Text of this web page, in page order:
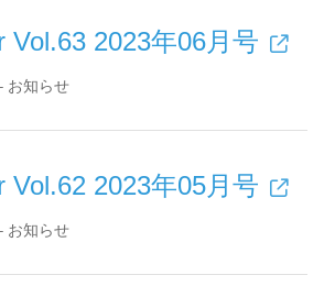
Vol.63 2023年06月号
お知らせ
Vol.62 2023年05月号
お知らせ